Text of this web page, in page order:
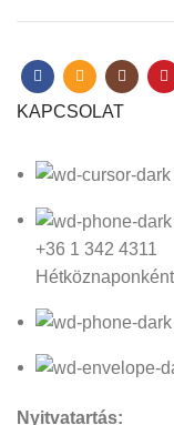
KAPCSOLAT
+36 1 342 4311
Nyitvatartás: